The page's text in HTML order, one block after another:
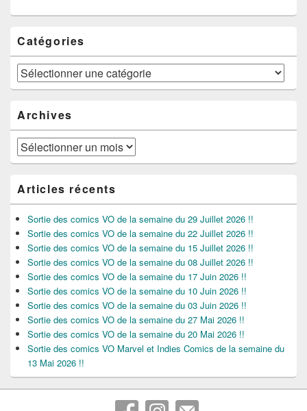
Catégories
Catégories
Archives
Archives
Articles récents
Sortie des comics VO de la semaine du 29 Juillet 2026 !!
Sortie des comics VO de la semaine du 22 Juillet 2026 !!
Sortie des comics VO de la semaine du 15 Juillet 2026 !!
Sortie des comics VO de la semaine du 08 Juillet 2026 !!
Sortie des comics VO de la semaine du 17 Juin 2026 !!
Sortie des comics VO de la semaine du 10 Juin 2026 !!
Sortie des comics VO de la semaine du 03 Juin 2026 !!
Sortie des comics VO de la semaine du 27 Mai 2026 !!
Sortie des comics VO de la semaine du 20 Mai 2026 !!
Sortie des comics VO Marvel et Indies Comics de la semaine du
13 Mai 2026 !!